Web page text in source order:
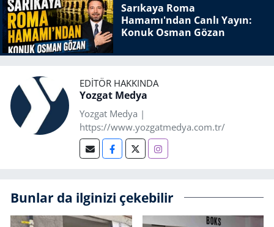
Sarıkaya Roma
Hamamı'ndan Canlı Yayın:
Konuk Osman Gözan
EDITÖR HAKKINDA
Yozgat Medya
Yozgat Medya |
https://www.yozgatmedya.com.tr/
Bunlar da ilginizi çekebilir